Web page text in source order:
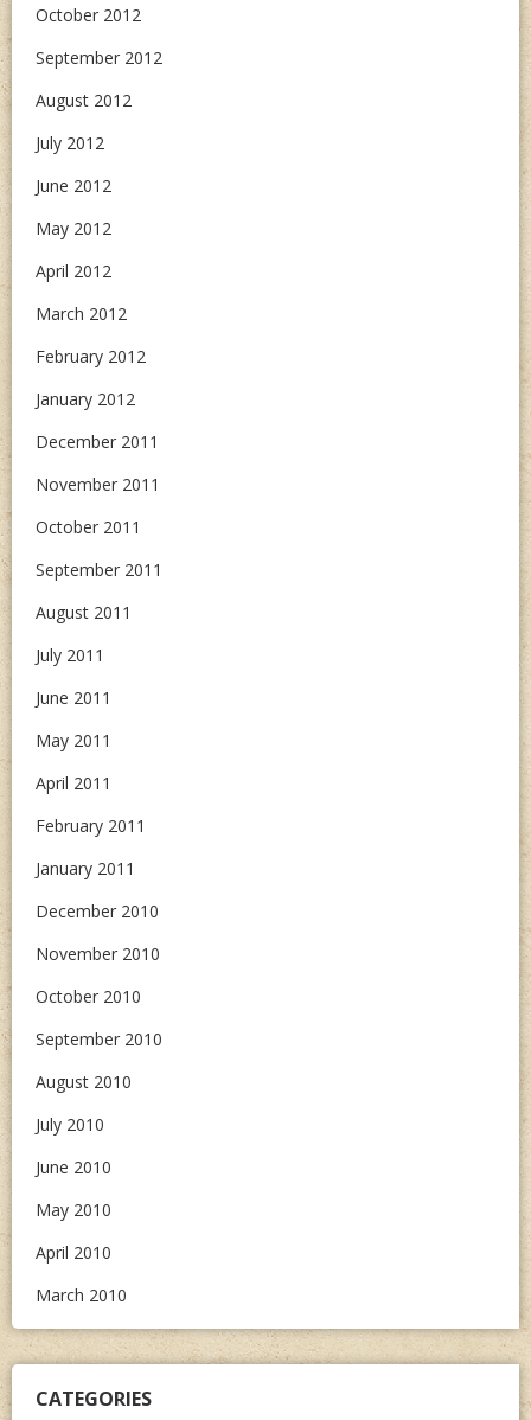
October 2012
September 2012
August 2012
July 2012
June 2012
May 2012
April 2012
March 2012
February 2012
January 2012
December 2011
November 2011
October 2011
September 2011
August 2011
July 2011
June 2011
May 2011
April 2011
February 2011
January 2011
December 2010
November 2010
October 2010
September 2010
August 2010
July 2010
June 2010
May 2010
April 2010
March 2010
CATEGORIES